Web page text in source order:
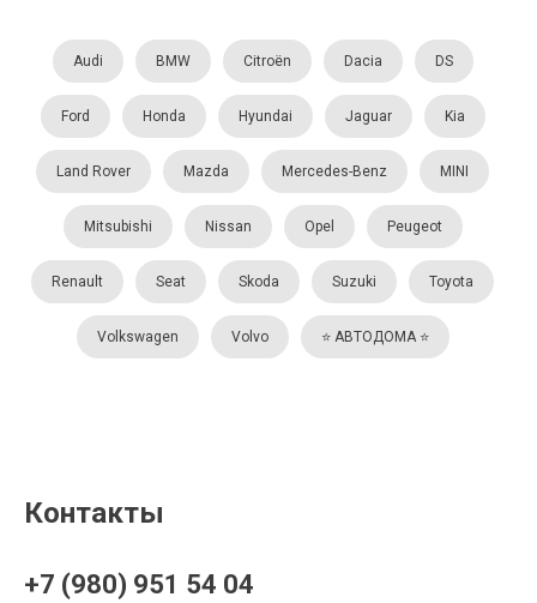
Audi BMW Citroën Dacia DS
Ford Honda Hyundai Jaguar Kia
Land Rover Mazda Mercedes-Benz MINI
Mitsubishi Nissan Opel Peugeot
Renault Seat Skoda Suzuki Toyota
Volkswagen Volvo ⭐️ АВТОДОМА ⭐️
Контакты
+7 (980) 951 54 04